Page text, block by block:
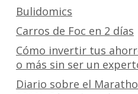
Bulidomics
Carros de Foc en 2 días
Cómo invertir tus
o más sin ser un
Diario sobre el